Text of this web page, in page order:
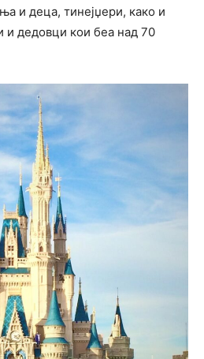
и деца, тинејџери, како и
и дедовци кои беа над 70